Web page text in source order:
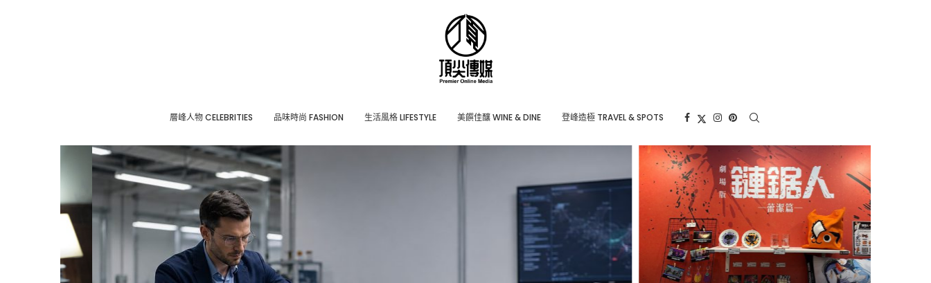
層峰⼈物 CELEBRITIES 品味時尚 FASHION ⽣活風格 LIFESTYLE 美饌佳釀 WINE & DINE 登峰造極 TRAVEL & SPOTS